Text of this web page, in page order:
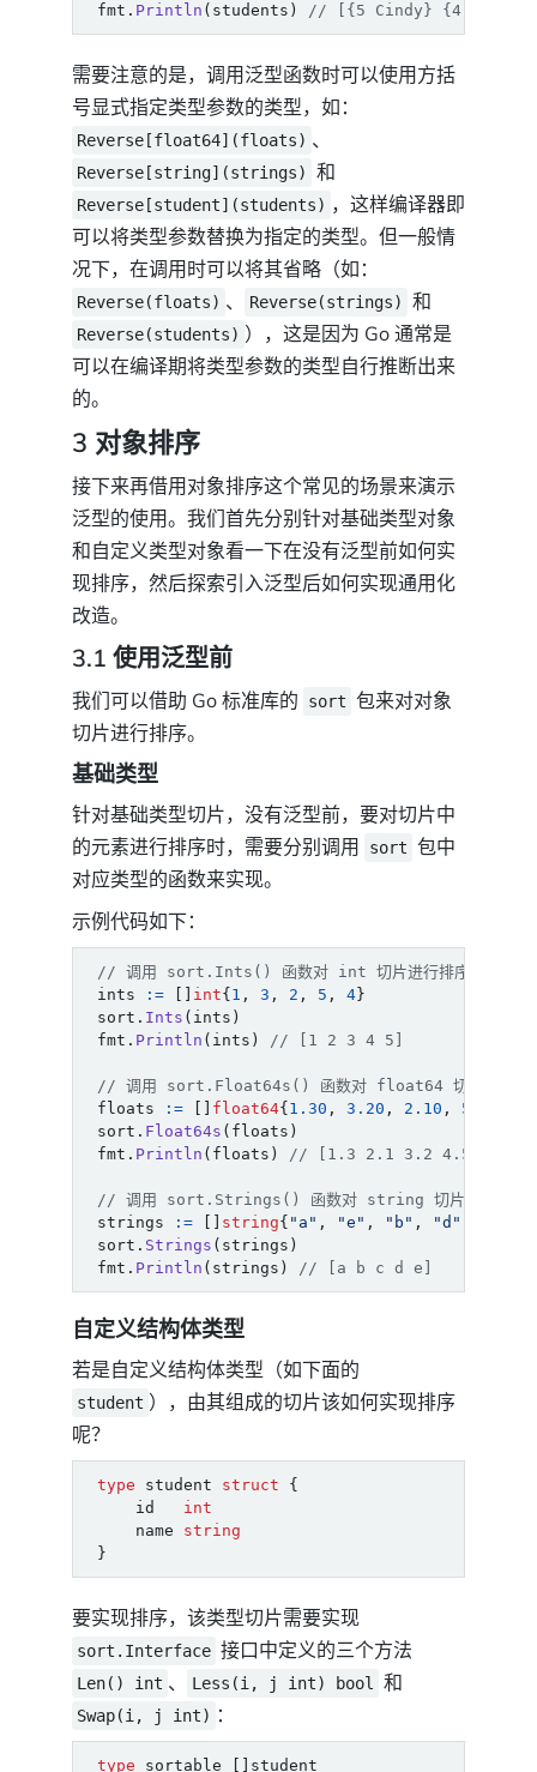
fmt . Println ( students ) // [{5 Cindy} {4 Lucy}
需要注意的是，调用泛型函数时可以使用方括
号显式指定类型参数的类型，如：
Reverse[float64](floats) 、
Reverse[string](strings) 和
Reverse[student](students) ，这样编译器即
可以将类型参数替换为指定的类型。但一般情
况下，在调用时可以将其省略（如：
Reverse(floats) 、 Reverse(strings) 和
Reverse(students) ），这是因为 Go 通常是
可以在编译期将类型参数的类型自行推断出来
的。
3 对象排序
接下来再借用对象排序这个常见的场景来演示
泛型的使用。我们首先分别针对基础类型对象
和自定义类型对象看一下在没有泛型前如何实
现排序，然后探索引入泛型后如何实现通用化
改造。
3.1 使用泛型前
我们可以借助 Go 标准库的 sort 包来对对象
切片进行排序。
基础类型
针对基础类型切片，没有泛型前，要对切片中
的元素进行排序时，需要分别调用
sort 包中
对应类型的函数来实现。
示例代码如下：
// 调用 sort.Ints() 函数对 int 切片进行排序
ints
:= int{ 1 , 3 , 2 , 5 , 4 }
sort . Ints ( ints )
fmt . Println ( ints ) // [1 2 3 4 5]
// 调用 sort.Float64s() 函数对 float64 切片进行排
floats
:= float64{ 1.30 , 3.20 , 2.10 , 5.40
sort . Float64s ( floats )
fmt . Println ( floats ) // [1.3 2.1 3.2 4.5 5.4]
// 调用 sort.Strings() 函数对 string 切片进行排序
strings
:= string{ "a" , "e" , "b" , "d"
sort . Strings ( strings )
fmt . Println ( strings ) // [a b c d e]
自定义结构体类型
若是自定义结构体类型（如下面的
student ），由其组成的切片该如何实现排序
呢？
type student struct
{
id
int
name
string
}
要实现排序，该类型切片需要实现
sort.Interface 接口中定义的三个方法
Len() int 、 Less(i, j int) bool 和
Swap(i, j int) ：
type sortable student